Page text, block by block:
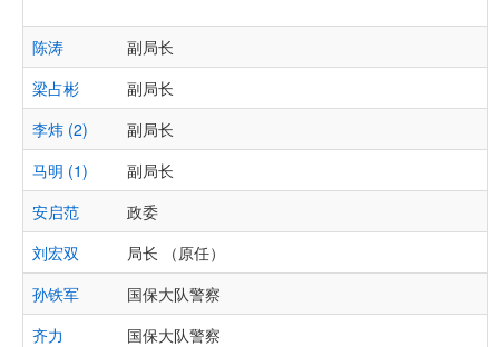
陈涛
副局长
梁占彬
副局长
李炜 (2)
副局长
马明 (1)
副局长
安启范
政委
刘宏双
局长 （原任）
孙铁军
国保大队警察
齐力
国保大队警察